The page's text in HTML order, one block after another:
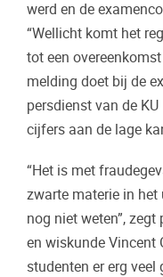
werd en de
“Wellicht komt het
tot een
melding doet bij de
persdienst van de
cijfers aan de lage
“Het is met
zwarte materie in
nog niet weten”,
en wiskunde Vincent
studenten er erg veel